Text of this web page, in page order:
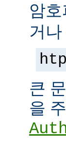
암호
거
큰
을